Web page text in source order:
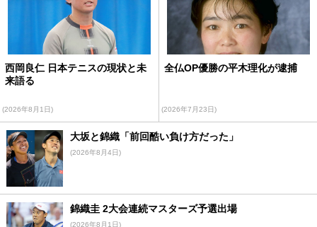
西岡良仁 日本テニスの現状と未
来語る
(2026年8月1日)
全仏OP優勝の平木理化が逮捕
(2026年7月23日)
大坂と錦織「前回酷い負け方だった」
(2026年8月4日)
錦織圭 2大会連続マスターズ予選出場
(2026年8月1日)